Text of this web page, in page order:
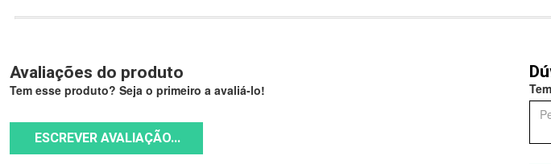
Avaliações do produto
Tem esse produto? Seja o primeiro a avaliá-lo!
ESCREVER AVALIAÇÃO...